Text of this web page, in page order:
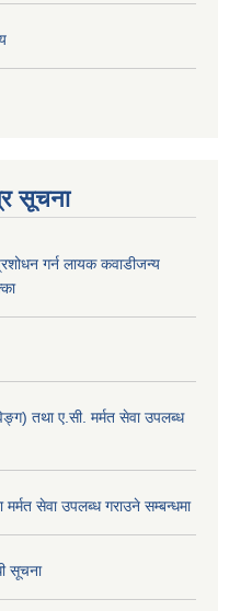
सूचना
गर्न लायक कवाडीजन्य
तथा ए.सी. मर्मत सेवा उपलब्ध
मर्मत सेवा उपलब्ध गराउने सम्बन्धमा
सूचना